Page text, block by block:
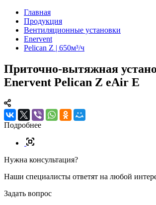
Главная
Продукция
Вентиляционные установки
Enervent
Pelican Z | 650м³/ч
Приточно-вытяжная
Enervent Pelican Z eAir E
Подробнее
Нужна консультация?
Наши специалисты ответят на любой
Задать вопрос